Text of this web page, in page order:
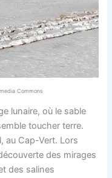
Commons
lunaire, où le sable
toucher terre.
au Cap-Vert. Lors
des mirages
des salines